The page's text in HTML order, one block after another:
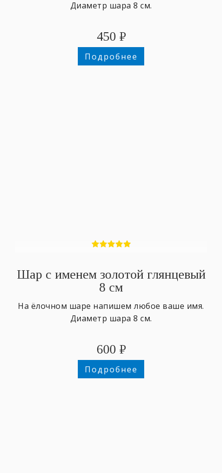
Диаметр шара 8 см.
450 ₽
Подробнее
Шар с именем золотой глянцевый
8 см
На ёлочном шаре напишем любое ваше имя.
Диаметр шара 8 см.
600 ₽
Подробнее